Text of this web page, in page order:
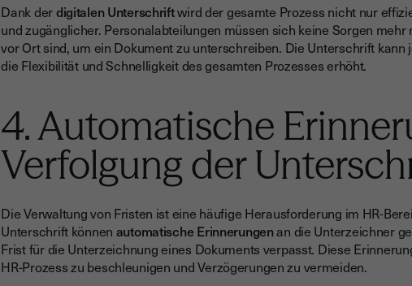
Dank derdigitalen Unterschriftwird der gesamte Prozess nicht nur
und zugänglicher. Personalabteilungen müssen sich keine Sorgen
vor Ort sind, um ein Dokument zu unterschreiben. Die Unterschrift
die Flexibilität und Schnelligkeit des gesamten Prozesses erhöht.
4. Automatische
Verfolgung der
Die Verwaltung von Fristen ist eine häufige Herausforderung im HR-
Unterschrift können automatische Erinnerungenan die Unterzeichner
Frist für die Unterzeichnung eines Dokuments verpasst. Diese
HR-Prozess zu beschleunigen und Verzögerungen zu vermeiden.